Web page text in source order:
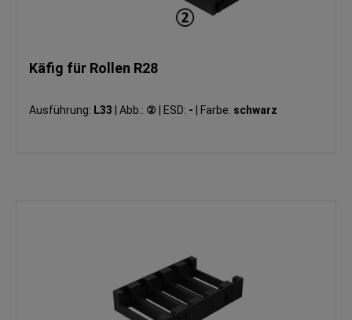
Käfig für Rollen R28
Ausführung: L33 Abb.: ② ESD: - Farbe: schwarz